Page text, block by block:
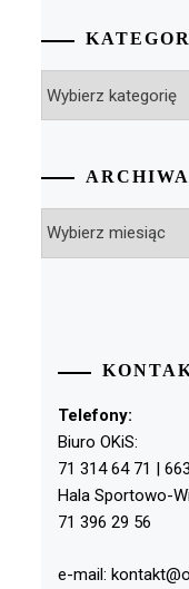
ARCHIWA
Telefony:
Biuro OKiS:
71 314 64 71 |
Hala Sportowo-
71 396 29 56
e-mail: